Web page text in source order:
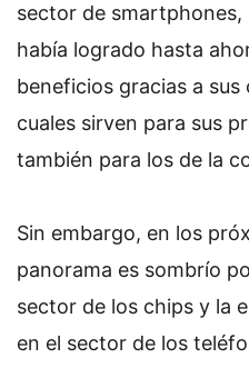
sector de smartphones,
había logrado hasta
beneficios gracias a
cuales sirven para sus
también para los de la
Sin embargo, en los
panorama es sombrío
sector de los chips y la
en el sector de los